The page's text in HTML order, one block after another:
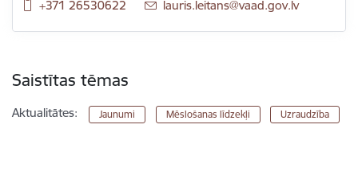
+371 26530622 E-pasts:
lauris.leitans@vaad.gov.lv
Saistītas tēmas
Aktualitātes: Jaunumi Mēslošanas līdzekļi Uzraudzība